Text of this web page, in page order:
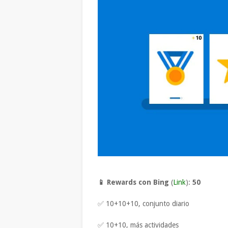
📱 Rewards con Bing (Link): 50
✅ 10+10+10, conjunto diario
✅ 10+10, más actividades